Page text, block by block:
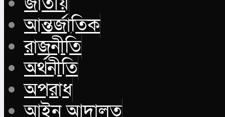
আন্তর্জাতিক
রাজনীতি
অর্থনীতি
অপরাধ
আইন আদালত